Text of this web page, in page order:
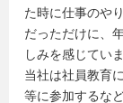
た時に仕事のや
だっただけに、
しみを感じていま
当社は社員教育
等に参加するな